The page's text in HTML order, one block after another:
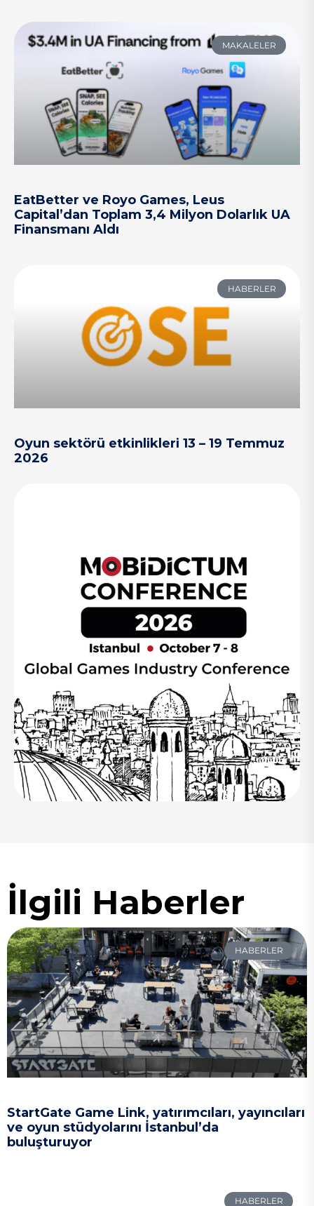
MAKALELER
EatBetter ve Royo Games, Leus
Capital’dan Toplam 3,4 Milyon Dolarlık UA
Finansmanı Aldı
HABERLER
Oyun sektörü etkinlikleri 13 – 19 Temmuz
2026
İlgili Haberler
HABERLER
StartGate Game Link, yatırımcıları, yayıncıları
ve oyun stüdyolarını İstanbul’da
buluşturuyor
HABERLER